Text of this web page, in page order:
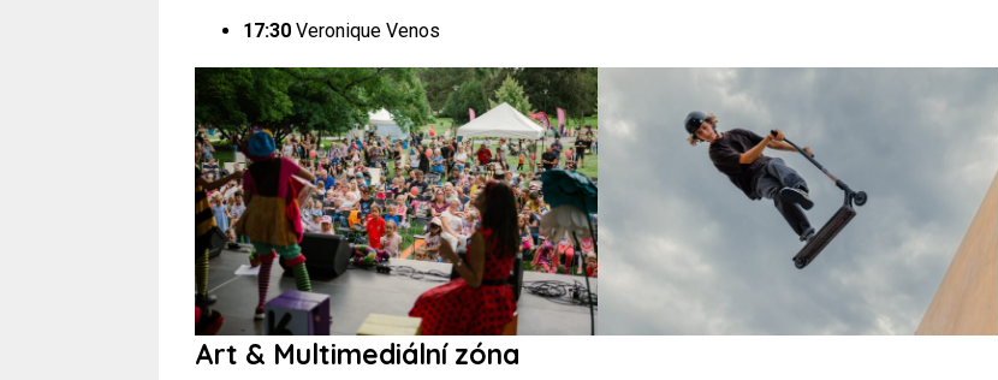
17:30 Veronique Venos
Art & Multimediální zóna